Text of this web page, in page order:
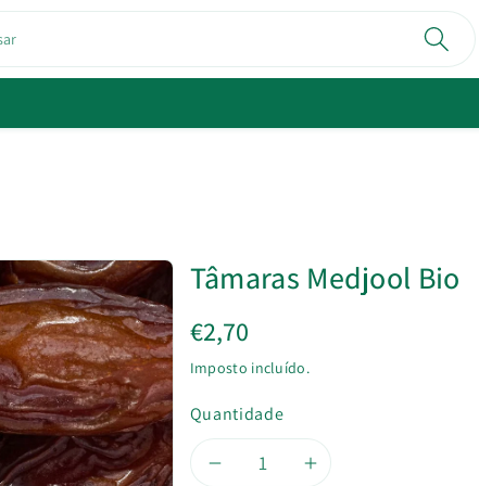
Tâmaras Medjool Bio
€2,70
Imposto incluído.
Quantidade